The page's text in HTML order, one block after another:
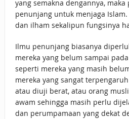
yang semakna dengannya, maka
penunjang untuk menjaga
dan ilham sekalipun fungsinya
Ilmu penunjang biasanya
mereka yang belum sampai
seperti mereka yang masih
mereka yang sangat
atau diuji berat, atau orang
awam sehingga masih perlu
dan perumpamaan yang dekat